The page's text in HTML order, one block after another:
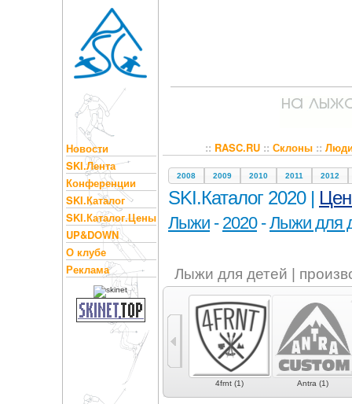
Новости
SKI.Лента
Конференции
SKI.Каталог
SKI.Каталог.Цены
UP&DOWN
О клубе
Реклама
:: RASC.RU:: Склоны::
2008 2009 2010 2011 2012
SKI.Каталог 2020 |
Лыжи - 2020-Лыжи для
Лыжи для детей |
4frnt (1) Antra (1)